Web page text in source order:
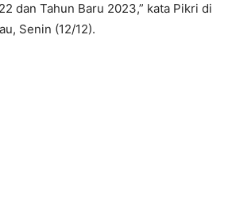
dan Tahun Baru 2023,” kata Pikri di
Senin (12/12).